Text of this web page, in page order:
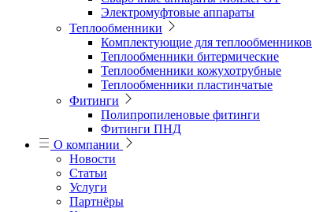
Электромуфтовые аппараты
Теплообменники
Комплектующие для теплообменников
Теплообменники битермические
Теплообменники кожухотрубные
Теплообменники пластинчатые
Фитинги
Полипропиленовые фитинги
Фитинги ПНД
О компании
Новости
Статьи
Услуги
Партнёры